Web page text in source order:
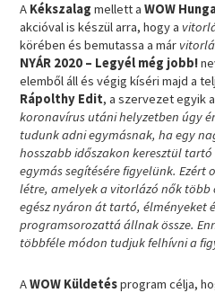
A Kékszalag mellett aWOW
akcióval is készül arra, hogy a
körében és bemutassa a már
NYÁR 2020 – Legyél még jobb!
elemből áll és végig kíséri majd a
Rápolthy Edit, a szervezet egyik
koronavírus utáni helyzetben úgy
tudunk adni egymásnak, ha egy
hosszabb időszakon keresztül tartó
egymás segítésére figyelünk. Ezért
létre, amelyek a vitorlázó nők
egész nyáron át tartó, élményeket
programsorozattá állnak össze.
többféle módon tudjuk felhívni a
AWOW Küldetésprogram célja,